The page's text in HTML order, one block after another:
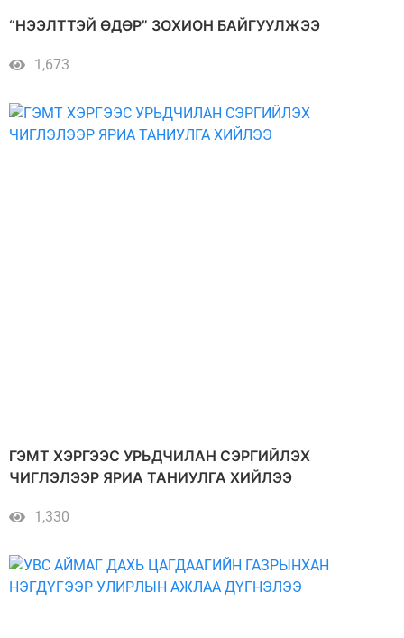
“НЭЭЛТТЭЙ ӨДӨР” ЗОХИОН БАЙГУУЛЖЭЭ
1,673
ГЭМТ ХЭРГЭЭС УРЬДЧИЛАН СЭРГИЙЛЭХ
ЧИГЛЭЛЭЭР ЯРИА ТАНИУЛГА ХИЙЛЭЭ
1,330